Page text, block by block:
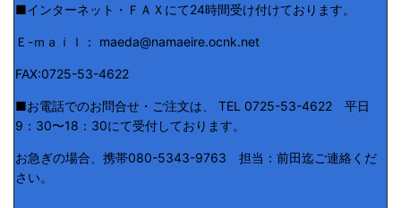
■インターネット・ＦＡＸにて24時間受け付けております。
Ｅ-ｍａｉｌ： maeda@namaeire.ocnk.net
FAX:0725-53-4622
■お電話でのお問合せ・ご注文は、 TEL 0725-53-4622 平日
9：30〜18：30にて受付しております。
お急ぎの場合、携帯080-5343-9763 担当：前田迄ご連絡くだ
さい。